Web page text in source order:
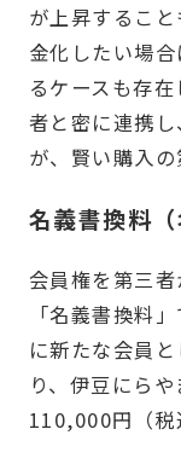
が上昇するこ
金化したい場
るケースも存
者と密に連携
が、賢い購入の
名義書換料
会員権を第三
「名義書換料
に新たな会員
り、伊豆にら
110,000円（税